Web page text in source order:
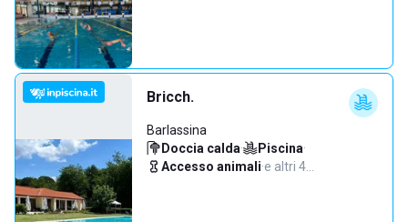
Bricch.
Barlassina
Doccia calda· Piscina·
Accesso animali·e altri 4…